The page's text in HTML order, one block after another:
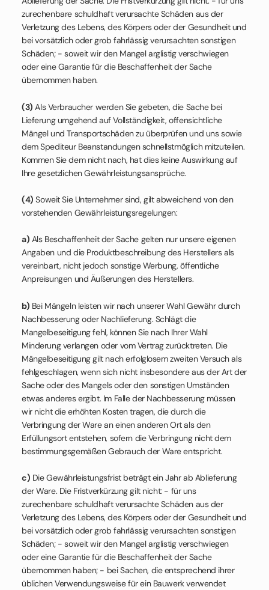
zurechenbare schuldhaft verursachte Schäden aus der
Verletzung des Lebens, des Körpers oder der Gesundheit und
bei vorsätzlich oder grob fahrlässig verursachten sonstigen
Schäden; - soweit wir den Mangel arglistig verschwiegen
oder eine Garantie für die Beschaffenheit der Sache
übernommen haben.
(3) Als Verbraucher werden Sie gebeten, die Sache bei
Lieferung umgehend auf Vollständigkeit, offensichtliche
Mängel und Transportschäden zu überprüfen und uns sowie
dem Spediteur Beanstandungen schnellstmöglich mitzuteilen.
Kommen Sie dem nicht nach, hat dies keine Auswirkung auf
Ihre gesetzlichen Gewährleistungsansprüche.
(4) Soweit Sie Unternehmer sind, gilt abweichend von den
vorstehenden Gewährleistungsregelungen:
a) Als Beschaffenheit der Sache gelten nur unsere eigenen
Angaben und die Produktbeschreibung des Herstellers als
vereinbart, nicht jedoch sonstige Werbung, öffentliche
Anpreisungen und Äußerungen des Herstellers.
b) Bei Mängeln leisten wir nach unserer Wahl Gewähr durch
Nachbesserung oder Nachlieferung. Schlägt die
Mangelbeseitigung fehl, können Sie nach Ihrer Wahl
Minderung verlangen oder vom Vertrag zurücktreten. Die
Mängelbeseitigung gilt nach erfolglosem zweiten Versuch als
fehlgeschlagen, wenn sich nicht insbesondere aus der Art der
Sache oder des Mangels oder den sonstigen Umständen
etwas anderes ergibt. Im Falle der Nachbesserung müssen
wir nicht die erhöhten Kosten tragen, die durch die
Verbringung der Ware an einen anderen Ort als den
Erfüllungsort entstehen, sofern die Verbringung nicht dem
bestimmungsgemäßen Gebrauch der Ware entspricht.
c) Die Gewährleistungsfrist beträgt ein Jahr ab Ablieferung
der Ware. Die Fristverkürzung gilt nicht: - für uns
zurechenbare schuldhaft verursachte Schäden aus der
Verletzung des Lebens, des Körpers oder der Gesundheit und
bei vorsätzlich oder grob fahrlässig verursachten sonstigen
Schäden; - soweit wir den Mangel arglistig verschwiegen
oder eine Garantie für die Beschaffenheit der Sache
übernommen haben; - bei Sachen, die entsprechend ihrer
üblichen Verwendungsweise für ein Bauwerk verwendet